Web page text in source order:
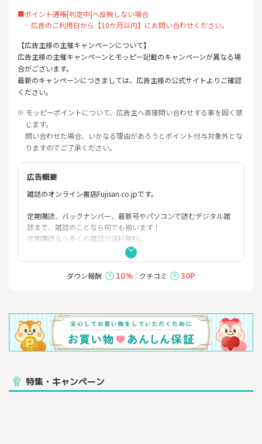
■ポイント通帳[判定中]へ反映しない場合
…広告のご利用日から【10か月以内】にお問い合わせください。
【広告主様の主催キャンペーンについて】
広告主様の主催キャンペーンとモッピー記載のキャンペーンが異なる場
合がございます。
最新のキャンペーンにつきましては、広告主様の公式サイトよりご確認
ください。
※ モッピーポイントについて、広告主へ直接問い合わせする事を固く禁
じます。
問い合わせた場合、いかなる理由があろうとポイント付与対象外とな
りますのでご了承ください。
広告概要
雑誌のオンライン書店Fujisan.co.jpです。
定期購読、バックナンバー、最新号やパソコンで読むデジタル雑
誌まで、雑誌のことなら何でも揃います！
定期購読なら多くの雑誌が送料無料。
さらに割引価格の雑誌も多く、最大70%OFFのものもあります。
ビジネス、ファッション、英語、スポーツなどなど、誰もが知っ
ダウン報酬 10% クチコミ 30P
特集・キャンペーン